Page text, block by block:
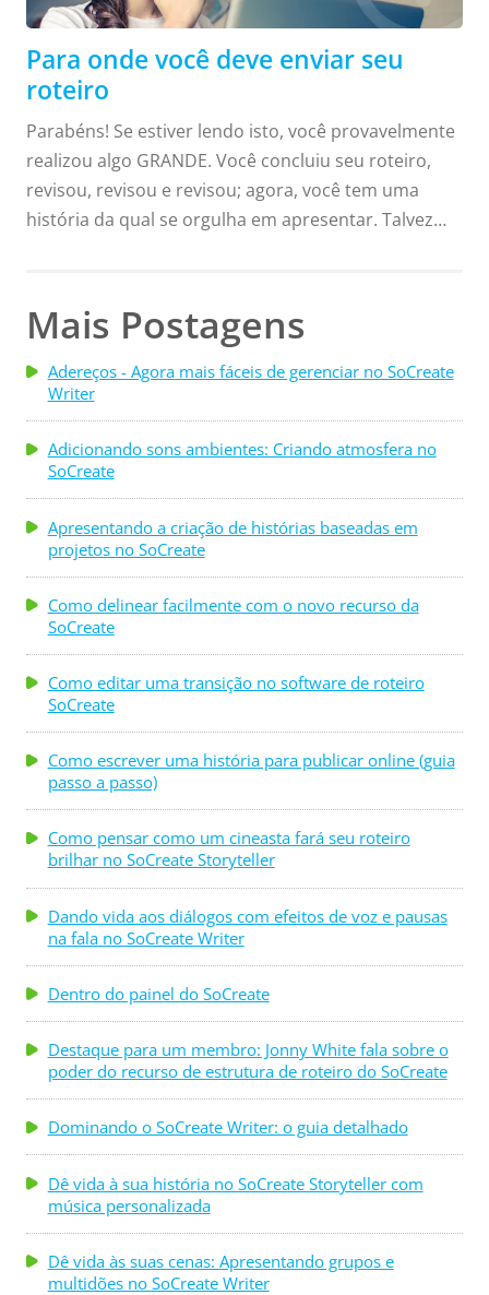
Para onde você deve enviar seu
roteiro
Parabéns! Se estiver lendo isto, você provavelmente
realizou algo GRANDE. Você concluiu seu roteiro,
revisou, revisou e revisou; agora, você tem uma
história da qual se orgulha em apresentar. Talvez
como ele é maravilhoso?" Existem muitas formas de
divulgar seu roteiro, seja para vendê-lo, obter
reconhecimento em um concurso ou apenas
receber feedback sobre suas habilidades como
roteirista. Nós reunimos algumas dessas opções
abaixo, para que você possa começar agora ...
Mais Postagens
Adereços - Agora mais fáceis de gerenciar no SoCreate
Writer
Adicionando sons ambientes: Criando atmosfera no
SoCreate
Apresentando a criação de histórias baseadas em
projetos no SoCreate
Como delinear facilmente com o novo recurso da
SoCreate
Como editar uma transição no software de roteiro
SoCreate
Como escrever uma história para publicar online (guia
passo a passo)
Como pensar como um cineasta fará seu roteiro
brilhar no SoCreate Storyteller
Dando vida aos diálogos com efeitos de voz e pausas
na fala no SoCreate Writer
Dentro do painel do SoCreate
Destaque para um membro: Jonny White fala sobre o
poder do recurso de estrutura de roteiro do SoCreate
Dominando o SoCreate Writer: o guia detalhado
Dê vida à sua história no SoCreate Storyteller com
música personalizada
Dê vida às suas cenas: Apresentando grupos e
multidões no SoCreate Writer